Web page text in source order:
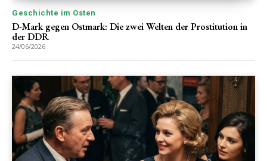
Geschichte im Osten
D-Mark gegen Ostmark: Die zwei Welten der Prostitution in
der DDR
24/06/2026